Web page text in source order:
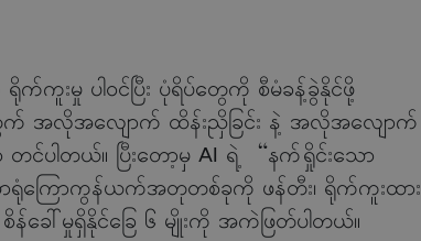
က်ကူးမှု ပါဝင်ပြီး ပုံရိပ်တွေကို စီမံခန့်ခွဲနိုင်ဖို့
က် အလိုအလျောက် ထိန်းညှိခြင်း နဲ့ အလိုအလျောက်
တင်ပါတယ်။ ပြီးတော့မှ AI ရဲ့ “နက်ရှိုင်းသော
အာရုံကြောကွန်ယက်အတုတစ်ခုကို ဖန်တီး၊ ရိုက်ကူးထား
ခေါ်မှုရှိနိုင်ခြေ ၆ မျိုးကို အကဲဖြတ်ပါတယ်။